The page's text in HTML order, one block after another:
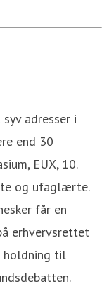
adresser i
end 30
EUX, 10.
og ufaglærte.
får en
erhvervsrettet
holdning til